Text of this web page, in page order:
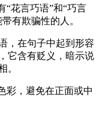
“花言巧语”和“巧言
有欺骗性的人。
，在句子中起到形容
它含有贬义，暗示说
。
彩，避免在正面或中